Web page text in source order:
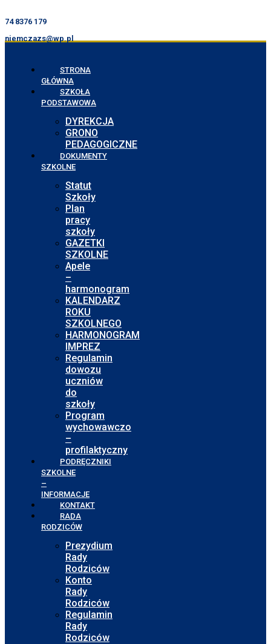
74 8376 179
niemczazs@wp.pl
STRONA
GŁÓWNA
SZKOŁA
PODSTAWOWA
DYREKCJA
GRONO
PEDAGOGICZNE
DOKUMENTY
SZKOLNE
Statut
Szkoły
Plan
pracy
szkoły
GAZETKI
SZKOLNE
Apele
–
harmonogram
KALENDARZ
ROKU
SZKOLNEGO
HARMONOGRAM
IMPREZ
Regulamin
dowozu
uczniów
do
szkoły
Program
wychowawczo
–
profilaktyczny
PODRĘCZNIKI
SZKOLNE
–
INFORMACJE
KONTAKT
RADA
RODZICÓW
Prezydium
Rady
Rodziców
Konto
Rady
Rodziców
Regulamin
Rady
Rodziców